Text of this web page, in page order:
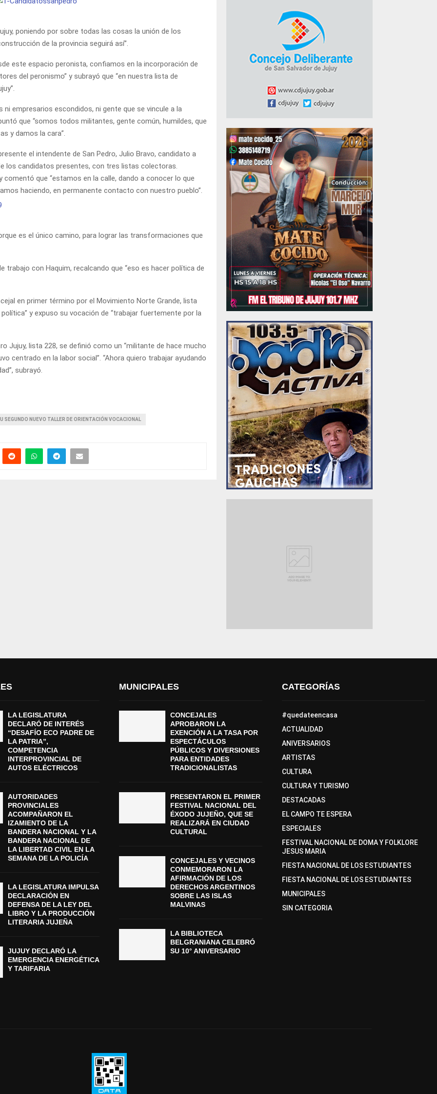
poniendo por sobre todas las cosas la unión de los
de la provincia seguirá así”.
este espacio peronista, confiamos en la incorporación de
del peronismo” y subrayó que “en nuestra lista de
empresarios escondidos, ni gente que se vincule a la
que “somos todos militantes, gente común, humildes, que
y damos la cara”.
el intendente de San Pedro, Julio Bravo, candidato a
los candidatos presentes, con tres listas colectoras.
comentó que “estamos en la calle, dando a conocer lo que
haciendo, en permanente contacto con nuestro pueblo”.
es el único camino, para lograr las transformaciones que
trabajo con Haquim, recalcando que “eso es hacer política de
en primer término por el Movimiento Norte Grande, lista
y expuso su vocación de “trabajar fuertemente por la
Jujuy, lista 228, se definió como un “militante de hace mucho
centrado en la labor social”. “Ahora quiero trabajar ayudando
subrayó.
SEGUNDO NUEVO TALLER DE ORIENTACIÓN VOCACIONAL
LA LEGISLATURA
DECLARÓ DE INTERÉS
“DESAFÍO ECO PADRE DE
LA PATRIA”,
COMPETENCIA
INTERPROVINCIAL DE
AUTOS ELÉCTRICOS
AUTORIDADES
PROVINCIALES
ACOMPAÑARON EL
IZAMIENTO DE LA
BANDERA NACIONAL Y LA
BANDERA NACIONAL DE
LA LIBERTAD CIVIL EN LA
SEMANA DE LA POLICÍA
LA LEGISLATURA IMPULSA
DECLARACIÓN EN
DEFENSA DE LA LEY DEL
LIBRO Y LA PRODUCCIÓN
LITERARIA JUJEÑA
JUJUY DECLARÓ LA
EMERGENCIA ENERGÉTICA
Y TARIFARIA
MUNICIPALES
CONCEJALES
APROBARON LA
EXENCIÓN A LA TASA POR
ESPECTÁCULOS
PÚBLICOS Y DIVERSIONES
PARA ENTIDADES
TRADICIONALISTAS
PRESENTARON EL PRIMER
FESTIVAL NACIONAL DEL
ÉXODO JUJEÑO, QUE SE
REALIZARÁ EN CIUDAD
CULTURAL
CONCEJALES Y VECINOS
CONMEMORARON LA
AFIRMACIÓN DE LOS
DERECHOS ARGENTINOS
SOBRE LAS ISLAS
MALVINAS
LA BIBLIOTECA
BELGRANIANA CELEBRÓ
SU 10° ANIVERSARIO
CATEGORÍAS
#quedateencasa
ACTUALIDAD
ANIVERSARIOS
ARTISTAS
CULTURA
CULTURA Y TURISMO
DESTACADAS
EL CAMPO TE ESPERA
ESPECIALES
FESTIVAL NACIONAL DE DOMA Y FOLKLORE
JESUS MARIA
FIESTA NACIONAL DE LOS ESTUDIANTES
FIESTA NACIONAL DE LOS ESTUDIANTES
MUNICIPALES
SIN CATEGORIA